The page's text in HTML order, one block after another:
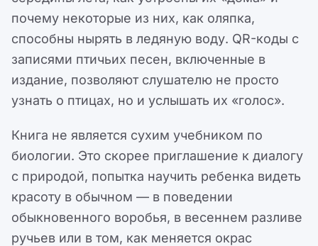
почему некоторые из них, как оляпка,
способны нырять в ледяную воду. QR-коды с
записями птичьих песен, включенные в
издание, позволяют слушателю не просто
узнать о птицах, но и услышать их «голос».
Книга не является сухим учебником по
биологии. Это скорее приглашение к диалогу
с природой, попытка научить ребенка видеть
красоту в обычном — в поведении
обыкновенного воробья, в весеннем разливе
ручьев или в том, как меняется окрас